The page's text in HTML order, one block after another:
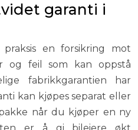
garanti i
en forsikring mot
og feil som kan oppstå
fabrikkgarantien har
kan kjøpes separat eller
når du kjøper en ny